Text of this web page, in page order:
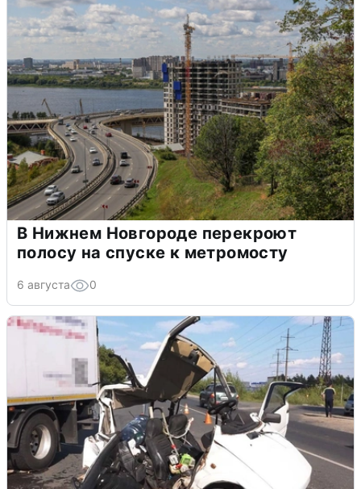
В Нижнем Новгороде перекроют
полосу на спуске к метромосту
6 августа 0